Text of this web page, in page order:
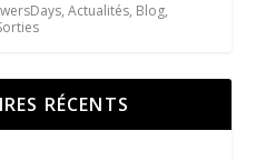
,Actualités, Blog,
RÉCENTS